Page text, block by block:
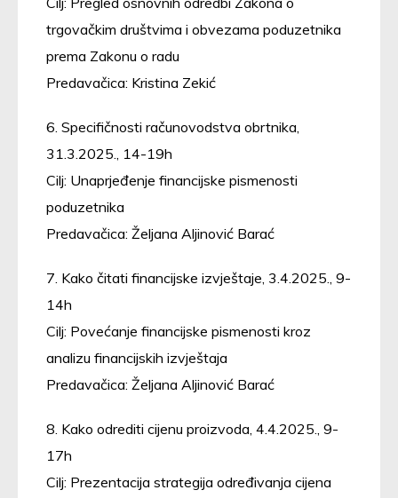
trgovačkim društvima i obvezama poduzetnika
prema Zakonu o radu
Predavačica: Kristina Zekić
6. Specifičnosti računovodstva obrtnika,
31.3.2025., 14-19h
Cilj: Unaprjeđenje financijske pismenosti
poduzetnika
Predavačica: Željana Aljinović Barać
7. Kako čitati financijske izvještaje, 3.4.2025., 9-
14h
Cilj: Povećanje financijske pismenosti kroz
analizu financijskih izvještaja
Predavačica: Željana Aljinović Barać
8. Kako odrediti cijenu proizvoda, 4.4.2025., 9-
17h
Cilj: Prezentacija strategija određivanja cijena